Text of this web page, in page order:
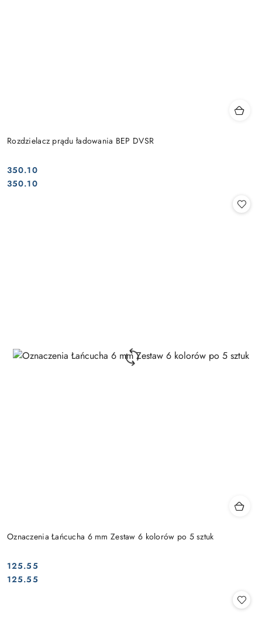
Rozdzielacz prądu ładowania BEP DVSR
Cena:
350.10
Cena:
350.10
Oznaczenia Łańcucha 6 mm Zestaw 6 kolorów po 5 sztuk
Cena:
125.55
Cena:
125.55